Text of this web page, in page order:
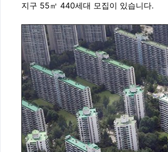
지구 55㎡ 440세대 모집이 있습니다.